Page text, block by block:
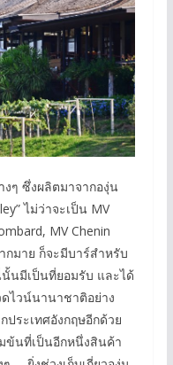
ๆ ซึ่งผลิตมาจากองุ่น
ไม่ว่าจะเป็น MV
MV Chenin
กมาย ก็จะมีบาร์สำหรับ
นมีเป็นที่ยอมรับ และได้
ไวน์นานาชาติอย่าง
ประเทศอังกฤษอีกด้วย
ข้นที่เป็นอีกหนึ่งสินค้า